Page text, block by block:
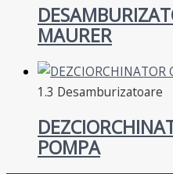
MAURER
1.3 Desamburizatoare
POMPA